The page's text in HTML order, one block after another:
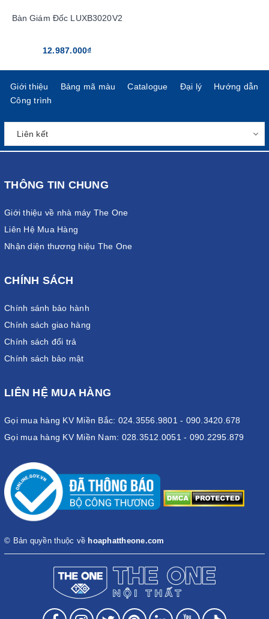
Bàn Giám Đốc LUXB3020V2
12.987.000₫
Giới thiệu Bảng mã màu Catalogue Đại lý
Hướng dẫn
Công trình
THÔNG TIN CHUNG
Giới thiệu về nhà máy The One
Liên Hệ Mua Hàng
Nhận diện thương hiệu The One
CHÍNH SÁCH
Chính sánh bảo hành
Chính sách giao hàng
Chính sách đổi trả
Chính sách bảo mật
LIÊN HỆ MUA HÀNG
Gọi mua hàng KV Miền Bắc: 024.3556.9801 - 090.3420.678
Gọi mua hàng KV Miền Nam: 028.3512.0051 - 090.2295.879
© Bản quyền thuộc về hoaphattheone.com